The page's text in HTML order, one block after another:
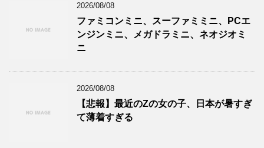
2026/08/08
ファミコンミニ、スーファミミニ、PCエ
ンジンミニ、メガドラミニ、ネオジオミ
ニ
2026/08/08
【悲報】最近のZの女の子、日本が暑すぎ
て薄着すぎる